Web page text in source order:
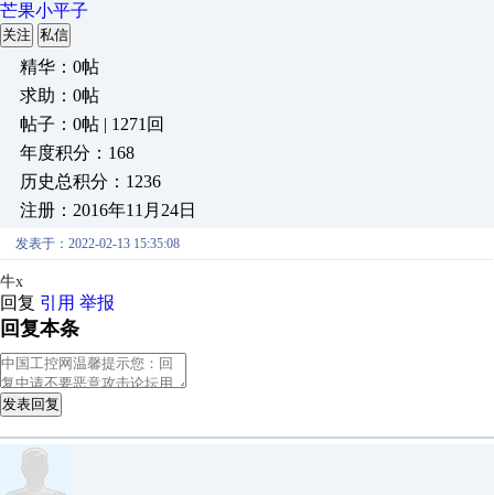
芒果小平子
关注 私信
精华：0帖
求助：0帖
帖子：0帖 | 1271回
年度积分：168
历史总积分：1236
注册：2016年11月24日
发表于：2022-02-13 15:35:08
牛x
回复 引用 举报
回复本条
发表回复